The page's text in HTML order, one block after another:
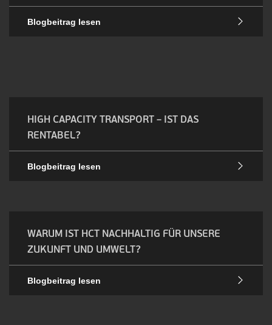
Blogbeitrag lesen
HIGH CAPACITY TRANSPORT – IST DAS
RENTABEL?
Blogbeitrag lesen
WARUM IST HCT NACHHALTIG FÜR UNSERE
ZUKUNFT UND UMWELT?
Blogbeitrag lesen